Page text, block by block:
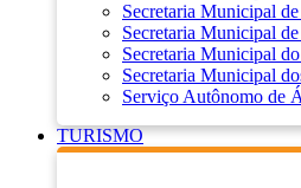
Secretaria Municipal
Secretaria Municipal
Secretaria Municipal
Secretaria Municipal
Serviço Autônomo de
TURISMO